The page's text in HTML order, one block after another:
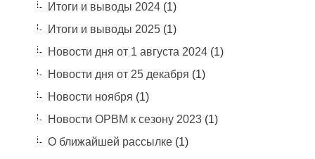
Итоги и выводы 2024(1)
Итоги и выводы 2025(1)
Новости дня от 1 августа 2024(1)
Новости дня от 25 декабря (1)
Новости ноября (1)
Новости ОРВМ к сезону 2023(1)
О ближайшей рассылке(1)